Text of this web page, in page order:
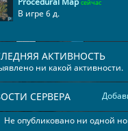
сейчас
В игре 6 д.
АКТИВНОСТЬ
ни какой активности.
СЕРВЕРА
Не опубликовано ни одной